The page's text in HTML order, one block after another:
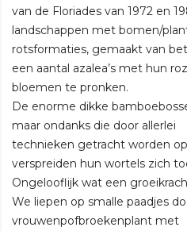
van de Floriades van 1972 en
landschappen met bomen/
rotsformaties, gemaakt van
een aantal azalea’s met hun
bloemen te pronken.
De enorme dikke
maar ondanks die door allerlei
technieken getracht worden
verspreiden hun wortels zich
Ongelooflijk wat een
We liepen op smalle paadjes
vrouwenpofbroekenplant met